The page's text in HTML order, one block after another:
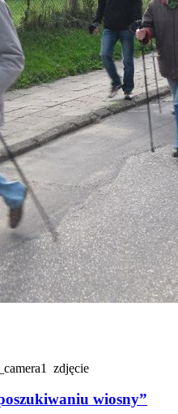
1 zdjęcie
wiosny”